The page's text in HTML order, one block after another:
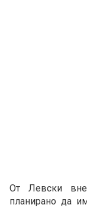
От Левски
планирано да